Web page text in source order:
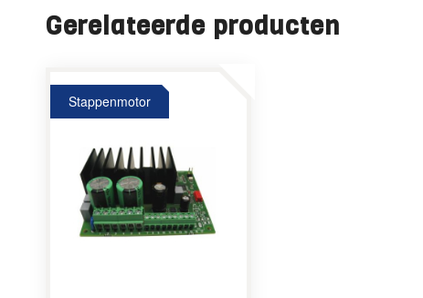
Gerelateerde producten
Stappenmotor